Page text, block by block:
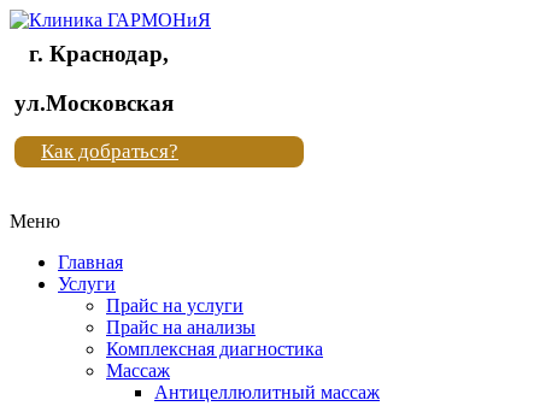
Клиника
"Новая
жизнь"
Клиника
жизнь"
г. Краснодар,
ул.Московская
Как добраться?
Меню
Главная
Услуги
Прайс на услуги
Прайс на анализы
Комплексная диагностика
Массаж
Антицеллюлитный массаж